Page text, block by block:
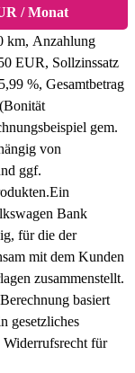
/ Monat
km, Anzahlung
EUR, Sollzinssatz
%, Gesamtbetrag
gem.
von
ggf.
Ein
Bank
für die der
mit dem Kunden
zusammenstellt.
basiert
gesetzliches
Widerrufsrecht für